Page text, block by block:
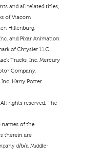
and all related titles,
of Viacom
Hillenburg.
and Pixar Animation
of Chrysler LLC.
Trucks, Inc. Mercury
Company.
Harry Potter
rights reserved. The
names of the
therein are
d/b/a Middle-